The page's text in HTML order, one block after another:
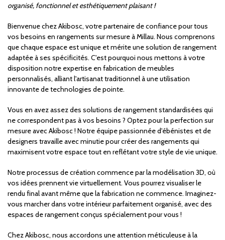
organisé, fonctionnel et esthétiquement plaisant !
Bienvenue chez Akibosc, votre partenaire de confiance pour tous
vos besoins en rangements sur mesure à Millau. Nous comprenons
que chaque espace est unique et mérite une solution de rangement
adaptée à ses spécificités. C'est pourquoi nous mettons à votre
disposition notre expertise en fabrication de meubles
personnalisés, alliant l'artisanat traditionnel à une utilisation
innovante de technologies de pointe.
Vous en avez assez des solutions de rangement standardisées qui
ne correspondent pas à vos besoins ? Optez pour la perfection sur
mesure avec Akibosc ! Notre équipe passionnée d'ébénistes et de
designers travaille avec minutie pour créer des rangements qui
maximisent votre espace tout en reflétant votre style de vie unique.
Notre processus de création commence par la modélisation 3D, où
vos idées prennent vie virtuellement. Vous pourrez visualiser le
rendu final avant même que la fabrication ne commence. Imaginez-
vous marcher dans votre intérieur parfaitement organisé, avec des
espaces de rangement conçus spécialement pour vous !
Chez Akibosc, nous accordons une attention méticuleuse à la